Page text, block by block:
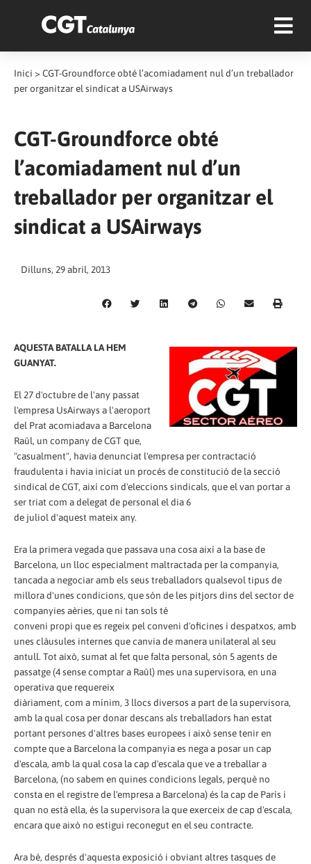
Inici > CGT-Groundforce obté l’acomiadament nul d’un treballador
per organitzar el sindicat a USAirways
CGT-Groundforce obté
l’acomiadament nul d’un
treballador per organitzar el
sindicat a USAirways
Dilluns, 29 abril, 2013
AQUESTA BATALLA LA HEM
GUANYAT.
El 27 d'octubre de l'any passat
l'empresa UsAirways a l'aeroport
del Prat acomiadava a Barcelona
Raül, un company de CGT que,
"casualment", havia denunciat l'empresa per contractació
fraudulenta i havia iniciat un procés de constitució de la secció
sindical de CGT, així com d'eleccions sindicals, que el van portar a
ser triat com a delegat de personal el dia 6
de juliol d'aquest mateix any.
Era la primera vegada que passava una cosa així a la base de
Barcelona, ​​un lloc especialment maltractada per la companyia,
tancada a negociar amb els seus treballadors qualsevol tipus de
millora d'unes condicions, que són de les pitjors dins del sector de
companyies aèries, que ni tan sols té
conveni propi que es regeix pel conveni d'oficines i despatxos, amb
unes clàusules internes que canvia de manera unilateral al seu
antull. Tot això, sumat al fet que falta personal, són 5 agents de
passatge (4 sense comptar a Raül) mes una supervisora, en una
operativa que requereix
diàriament, com a mínim, 3 llocs diversos a part de la supervisora,
amb la qual cosa per donar descans als treballadors han estat
portant persones d'altres bases europees i això sense tenir en
compte que a Barcelona la companyia es nega a posar un cap
d'escala, amb la qual cosa la cap d'escala que ve a treballar a
Barcelona, ​​(no sabem en quines condicions legals, perquè no
consta en el registre de l'empresa a Barcelona) és la cap de París i
quan no està ella, és la supervisora ​​la que exerceix de cap d'escala,
encara que això no estigui reconegut en el seu contracte.
Ara bé, després d'aquesta exposició i obviant altres tasques de